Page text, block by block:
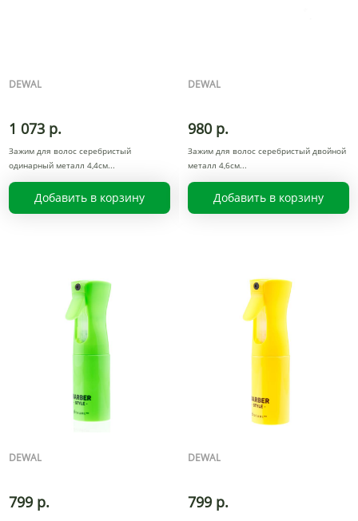
DEWAL
1 073 р.
Зажим для волос серебристый
одинарный металл 4,4см
Добавить в корзину
DEWAL
980 р.
Зажим для волос серебристый двойной
металл 4,6см
Добавить в корзину
DEWAL
799 р.
DEWAL
799 р.